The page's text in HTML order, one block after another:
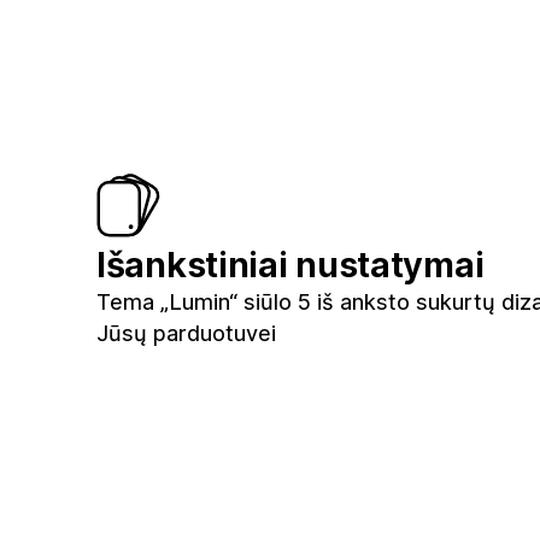
Išankstiniai nustatymai
Tema „Lumin“ siūlo 5 iš anksto sukurtų
Jūsų parduotuvei